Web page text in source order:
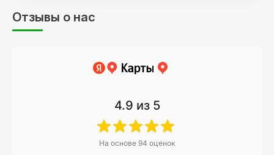
Отзывы о нас
4.9 из 5
На основе 94 оценок